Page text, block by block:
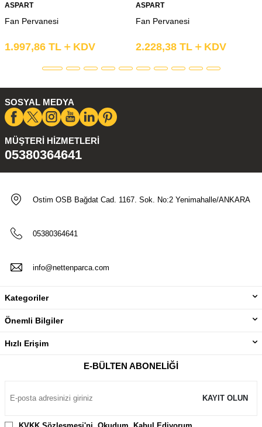
ASPART
Fan Pervanesi
1.997,86 TL KDV
ASPART
Fan Pervanesi
2.228,38TL KDV
SOSYAL MEDYA
MÜŞTERI HIZMETLERI
05380364641
Ostim OSB Bağdat Cad. 1167. Sok. No:2 Yenimahalle/ANKARA
05380364641
info@nettenparca.com
Kategoriler
Önemli Bilgiler
Hızlı Erişim
E-BÜLTEN ABONELIĞI
KAYIT OLUN